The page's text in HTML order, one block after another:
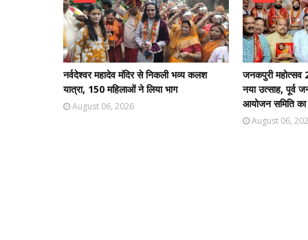
नर्वदेश्वर महादेव मंदिर से निकली भव्य कलश
यात्रा, 150 महिलाओं ने लिया भाग
August 06, 2026
जनकपुरी महोत्सव
नया उत्साह, पूर्व
आयोजन समिति का
August 06,